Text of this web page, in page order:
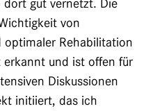
gut vernetzt. Die
von
optimaler Rehabilitation
erkannt und ist offen für
Diskussionen
initiiert, das ich